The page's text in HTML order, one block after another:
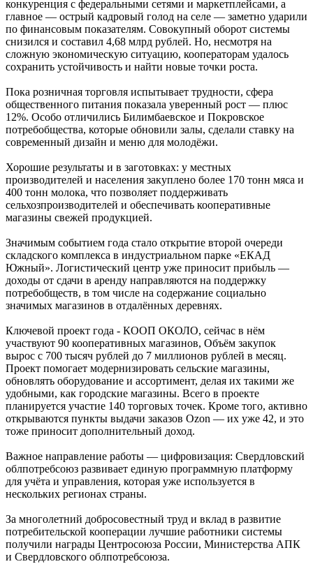
конкуренция с федеральными сетями и маркетплейсами, а
главное — острый кадровый голод на селе — заметно ударили
по финансовым показателям. Совокупный оборот системы
снизился и составил 4,68 млрд рублей. Но, несмотря на
сложную экономическую ситуацию, кооператорам удалось
сохранить устойчивость и найти новые точки роста.
Пока розничная торговля испытывает трудности, сфера
общественного питания показала уверенный рост — плюс
12%. Особо отличились Билимбаевское и Покровское
потребобщества, которые обновили залы, сделали ставку на
современный дизайн и меню для молодёжи.
Хорошие результаты и в заготовках: у местных
производителей и населения закуплено более 170 тонн мяса и
400 тонн молока, что позволяет поддерживать
сельхозпроизводителей и обеспечивать кооперативные
магазины свежей продукцией.
Значимым событием года стало открытие второй очереди
складского комплекса в индустриальном парке «ЕКАД
Южный». Логистический центр уже приносит прибыль —
доходы от сдачи в аренду направляются на поддержку
потребобществ, в том числе на содержание социально
значимых магазинов в отдалённых деревнях.
Ключевой проект года - КООП ОКОЛО, сейчас в нём
участвуют 90 кооперативных магазинов, Объём закупок
вырос с 700 тысяч рублей до 7 миллионов рублей в месяц.
Проект помогает модернизировать сельские магазины,
обновлять оборудование и ассортимент, делая их такими же
удобными, как городские магазины. Всего в проекте
планируется участие 140 торговых точек. Кроме того, активно
открываются пункты выдачи заказов Ozon — их уже 42, и это
тоже приносит дополнительный доход.
Важное направление работы — цифровизация: Свердловский
облпотребсоюз развивает единую программную платформу
для учёта и управления, которая уже используется в
нескольких регионах страны.
За многолетний добросовестный труд и вклад в развитие
потребительской кооперации лучшие работники системы
получили награды Центросоюза России, Министерства АПК
и Свердловского облпотребсоюза.